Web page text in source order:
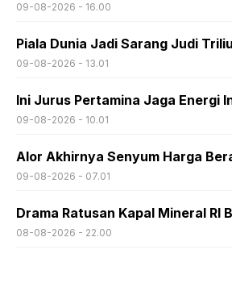
09-08-2026 - 16.00
Piala Dunia Jadi Sarang Judi
09-08-2026 - 13.01
Ini Jurus Pertamina Jaga Energi
09-08-2026 - 10.01
Alor Akhirnya Senyum Harga
09-08-2026 - 07.01
Drama Ratusan Kapal Mineral RI
08-08-2026 - 22.00